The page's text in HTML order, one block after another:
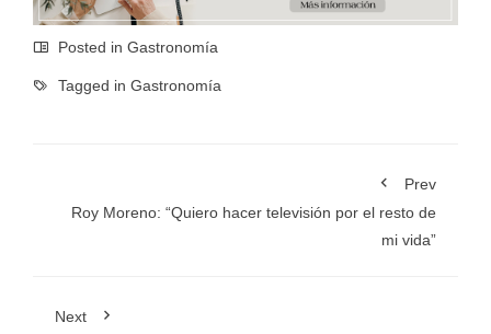
Posted in Gastronomía
Tagged in Gastronomía
Prev
Roy Moreno: “Quiero hacer televisión por el resto de
mi vida”
Next